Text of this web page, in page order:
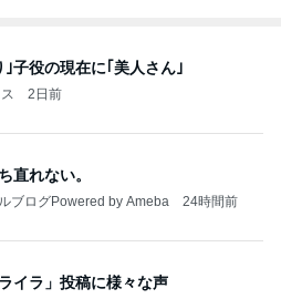
｣子役の現在に｢美人さん｣
2日前
直れない。
ブログPowered by Ameba 24時間前
イラ」投稿に様々な声